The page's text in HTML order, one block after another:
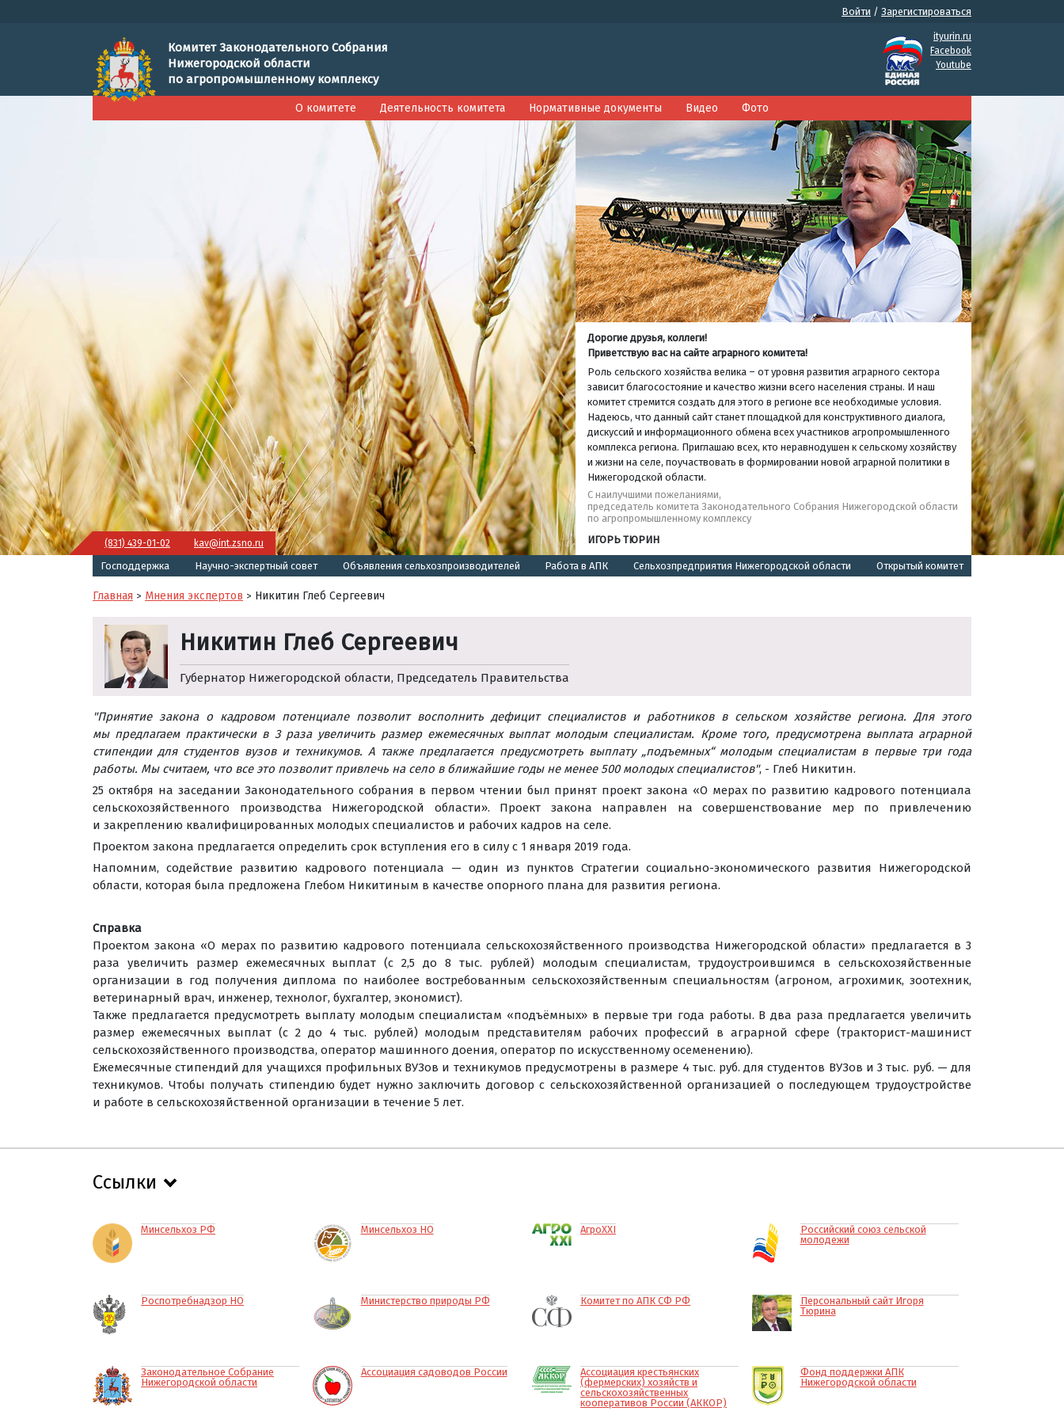
Войти / Зарегистироваться
Комитет Законодательного Собрания
Нижегородской области
по агропромышленному комплексу
ityurin.ru
Facebook
Youtube
О комитете Деятельность комитета Нормативные документы Видео Фото
Дорогие друзья, коллеги!
Приветствую вас на сайте аграрного комитета!
Роль сельского хозяйства велика – от уровня развития аграрного сектора
зависит благосостояние и качество жизни всего населения страны. И наш
комитет стремится создать для этого в регионе все необходимые условия.
Надеюсь, что данный сайт станет площадкой для конструктивного диалога,
дискуссий и информационного обмена всех участников агропромышленного
комплекса региона. Приглашаю всех, кто неравнодушен к сельскому хозяйству
и жизни на селе, поучаствовать в формировании новой аграрной политики в
Нижегородской области.
С наилучшими пожеланиями,
председатель комитета Законодательного Собрания Нижегородской области
по агропромышленному комплексу
ИГОРЬ ТЮРИН
(831) 439-01-02 kav@int.zsno.ru
Господдержка Научно-экспертный совет Объявления сельхозпроизводителей Работа в АПК Сельхозпредприятия Нижегородской области Открытый комитет
Главная > Мнения экспертов > Никитин Глеб Сергеевич
Никитин Глеб Сергеевич
Губернатор Нижегородской области, Председатель Правительства
"Принятие закона о кадровом потенциале позволит восполнить дефицит специалистов и работников в сельском хозяйстве региона. Для этого
мы предлагаем практически в 3 раза увеличить размер ежемесячных выплат молодым специалистам. Кроме того, предусмотрена выплата аграрной
стипендии для студентов вузов и техникумов. А также предлагается предусмотреть выплату „подъемных“ молодым специалистам в первые три года
работы. Мы считаем, что все это позволит привлечь на село в ближайшие годы не менее 500 молодых специалистов", - Глеб Никитин.
25 октября на заседании Законодательного собрания в первом чтении был принят проект закона «О мерах по развитию кадрового потенциала
сельскохозяйственного производства Нижегородской области». Проект закона направлен на совершенствование мер по привлечению
и закреплению квалифицированных молодых специалистов и рабочих кадров на селе.
Проектом закона предлагается определить срок вступления его в силу с 1 января 2019 года.
Напомним, содействие развитию кадрового потенциала — один из пунктов Стратегии социально-экономического развития Нижегородской
области, которая была предложена Глебом Никитиным в качестве опорного плана для развития региона.
Справка
Проектом закона «О мерах по развитию кадрового потенциала сельскохозяйственного производства Нижегородской области» предлагается в 3
раза увеличить размер ежемесячных выплат (с 2,5 до 8 тыс. рублей) молодым специалистам, трудоустроившимся в сельскохозяйственные
организации в год получения диплома по наиболее востребованным сельскохозяйственным специальностям (агроном, агрохимик, зоотехник,
ветеринарный врач, инженер, технолог, бухгалтер, экономист).
Также предлагается предусмотреть выплату молодым специалистам «подъёмных» в первые три года работы. В два раза предлагается увеличить
размер ежемесячных выплат (с 2 до 4 тыс. рублей) молодым представителям рабочих профессий в аграрной сфере (тракторист-машинист
сельскохозяйственного производства, оператор машинного доения, оператор по искусственному осеменению).
Ежемесячные стипендий для учащихся профильных ВУЗов и техникумов предусмотрены в размере 4 тыс. руб. для студентов ВУЗов и 3 тыс. руб. — для
техникумов. Чтобы получать стипендию будет нужно заключить договор с сельскохозяйственной организацией о последующем трудоустройстве
и работе в сельскохозяйственной организации в течение 5 лет.
Ссылки
Минсельхоз РФ Минсельхоз НО АгроXXI
Российский союз сельской
молодежи
Роспотребнадзор НО Министерство природы РФ Комитет по АПК СФ РФ
Персональный сайт Игоря
Тюрина
Законодательное Собрание
Нижегородской области
Ассоциация садоводов России
Ассоциация крестьянских
(фермерских) хозяйств и
сельскохозяйственных
кооперативов России (АККОР)
Фонд поддержки АПК
Нижегородской области